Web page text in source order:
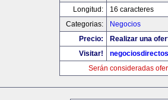
Longitud:
16 caracteres
Categorias:
Negocios
Precio:
Realizar una
Visitar!
Serán consideradas